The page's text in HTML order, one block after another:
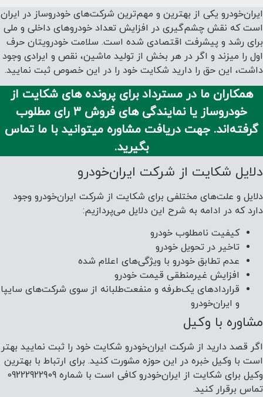
ایران‌خودرو یکی از بهترین و مهم‌ترین شرکت‌های خودروساز در ایران
است که نقش چشم‌گیری در افزایش تعداد خودروهای داخلی و ملی
برای رشد و پیشرفت اقتصادی شده است. سلامت خودرویتان حرف
اول را میزند و اگر در هر بخش از تولید ماشین، نقص و ایرادی وجود
داشت، این حق را دارید شکایت خود را در این خصوص ثبت نمایید.
همکاران ما در مسترداد برای پرونده های شکایت از
خودروساز یا نمایندگی های فروش 3 رای مطلوب
گرفته‌اند. جهت دریافت مشاوره میتوانید با ما تماس
بگیرید.
دلایل شکایت از شرکت ایران‌خودرو
دلایل و علت‌های مختلفی برای شکایت از شرکت ایران‌خودرو وجود
دارد که در ادامه به شرح این دلایل می‌پردازیم:
کیفیت نامطلوب خودرو
تاخیر در تحویل خودرو
عدم تطابق خودرو با ویژگی‌های اعلام شده
افزایش غیرمنطقی قیمت خودرو
قراردادهای یک‌طرفه و منفعت‌طلبانه از سوی شرکت‌های سایپا
و ایران‌خودرو
مشاوره با وکیل
اگر قصد دارید از شرکت ایران‌خودرو شکایت خود را ثبت نمایید بهتر
است با وکیل خبره در این حوزه مشورت کنید. برای ارتباط با بهترین
وکیل برای شکایت از ایران‌خودرو کافی است با شماره 09222922909
تماس برقرار کنید.